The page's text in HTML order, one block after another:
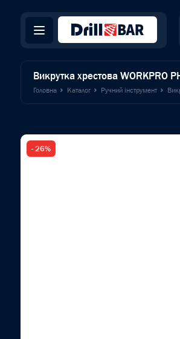
Викрутка хрестова
Головна Каталог Ручний інструмент
- 26%